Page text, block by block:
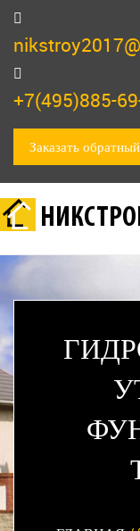
+7(495)885-
Заказать